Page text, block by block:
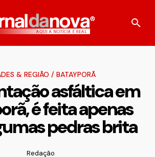
& REGIÃO / BATAYPORÃ
asfáltica em
é feita apenas
pedras brita
Redação